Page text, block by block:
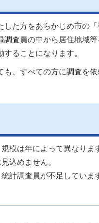
た方をあらかじめ市の「
査員の中から居住地域
ることになります。
、すべての方に調査を依
模は年によって異なりま
込めません。
計調査員が不足していま